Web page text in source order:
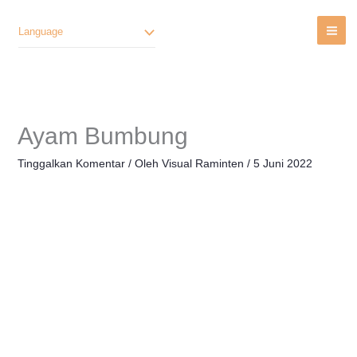
Language
Ayam Bumbung
Tinggalkan Komentar / Oleh Visual Raminten / 5 Juni 2022